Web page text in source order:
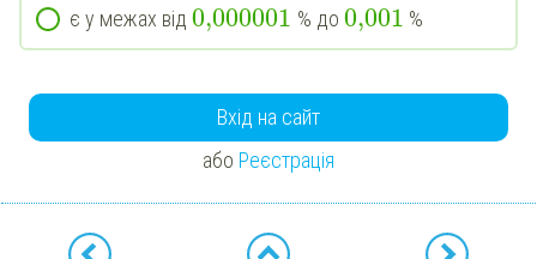
є у межах від 0,000001 % до 0,001 %
Вхід на сайт
або Реєстрація